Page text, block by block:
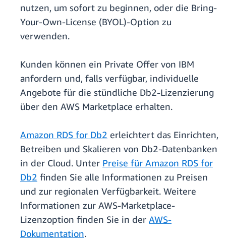
nutzen, um sofort zu beginnen, oder die Bring-
Your-Own-License (BYOL)-Option zu
verwenden.
Kunden können ein Private Offer von IBM
anfordern und, falls verfügbar, individuelle
Angebote für die stündliche Db2-Lizenzierung
über den AWS Marketplace erhalten.
Amazon RDS for Db2 erleichtert das Einrichten,
Betreiben und Skalieren von Db2-Datenbanken
in der Cloud. Unter Preise für Amazon RDS for
Db2 finden Sie alle Informationen zu Preisen
und zur regionalen Verfügbarkeit. Weitere
Informationen zur AWS-Marketplace-
Lizenzoption finden Sie in der AWS-
Dokumentation.